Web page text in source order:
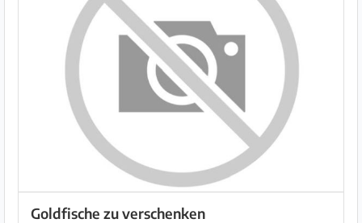
Goldfische zu verschenken